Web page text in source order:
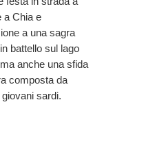
a Chia e
a una sagra
battello sul lago
anche una sfida
composta da
sardi.